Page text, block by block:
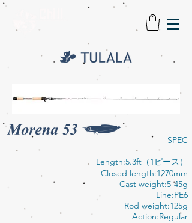
SPEC
Length:5.3ft（1ピース）
Closed length:1270mm
Cast weight:5-45g
Line:PE6
Rod weight:125g
Action:Regular